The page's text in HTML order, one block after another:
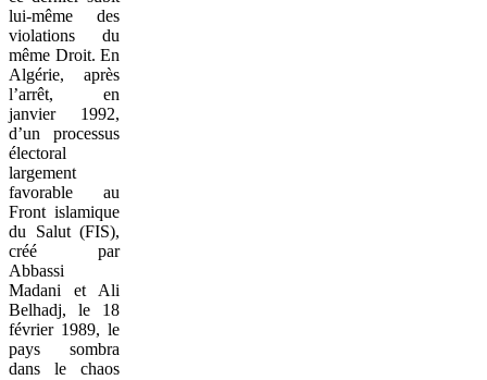
lui-même des
violations du
même Droit. En
Algérie, après
l’arrêt, en
janvier 1992,
d’un processus
électoral
largement
favorable au
Front islamique
du Salut (FIS),
créé par
Abbassi
Madani et Ali
Belhadj, le 18
février 1989, le
pays sombra
dans le chaos